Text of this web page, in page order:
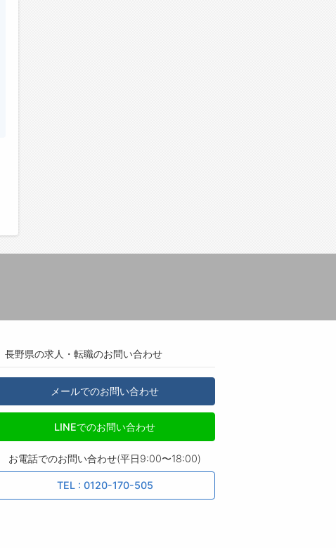
長野県の求人・転職のお問い合わせ
メールでのお問い合わせ
LINEでのお問い合わせ
お電話でのお問い合わせ(平日9:00〜18:00)
TEL : 0120-170-505